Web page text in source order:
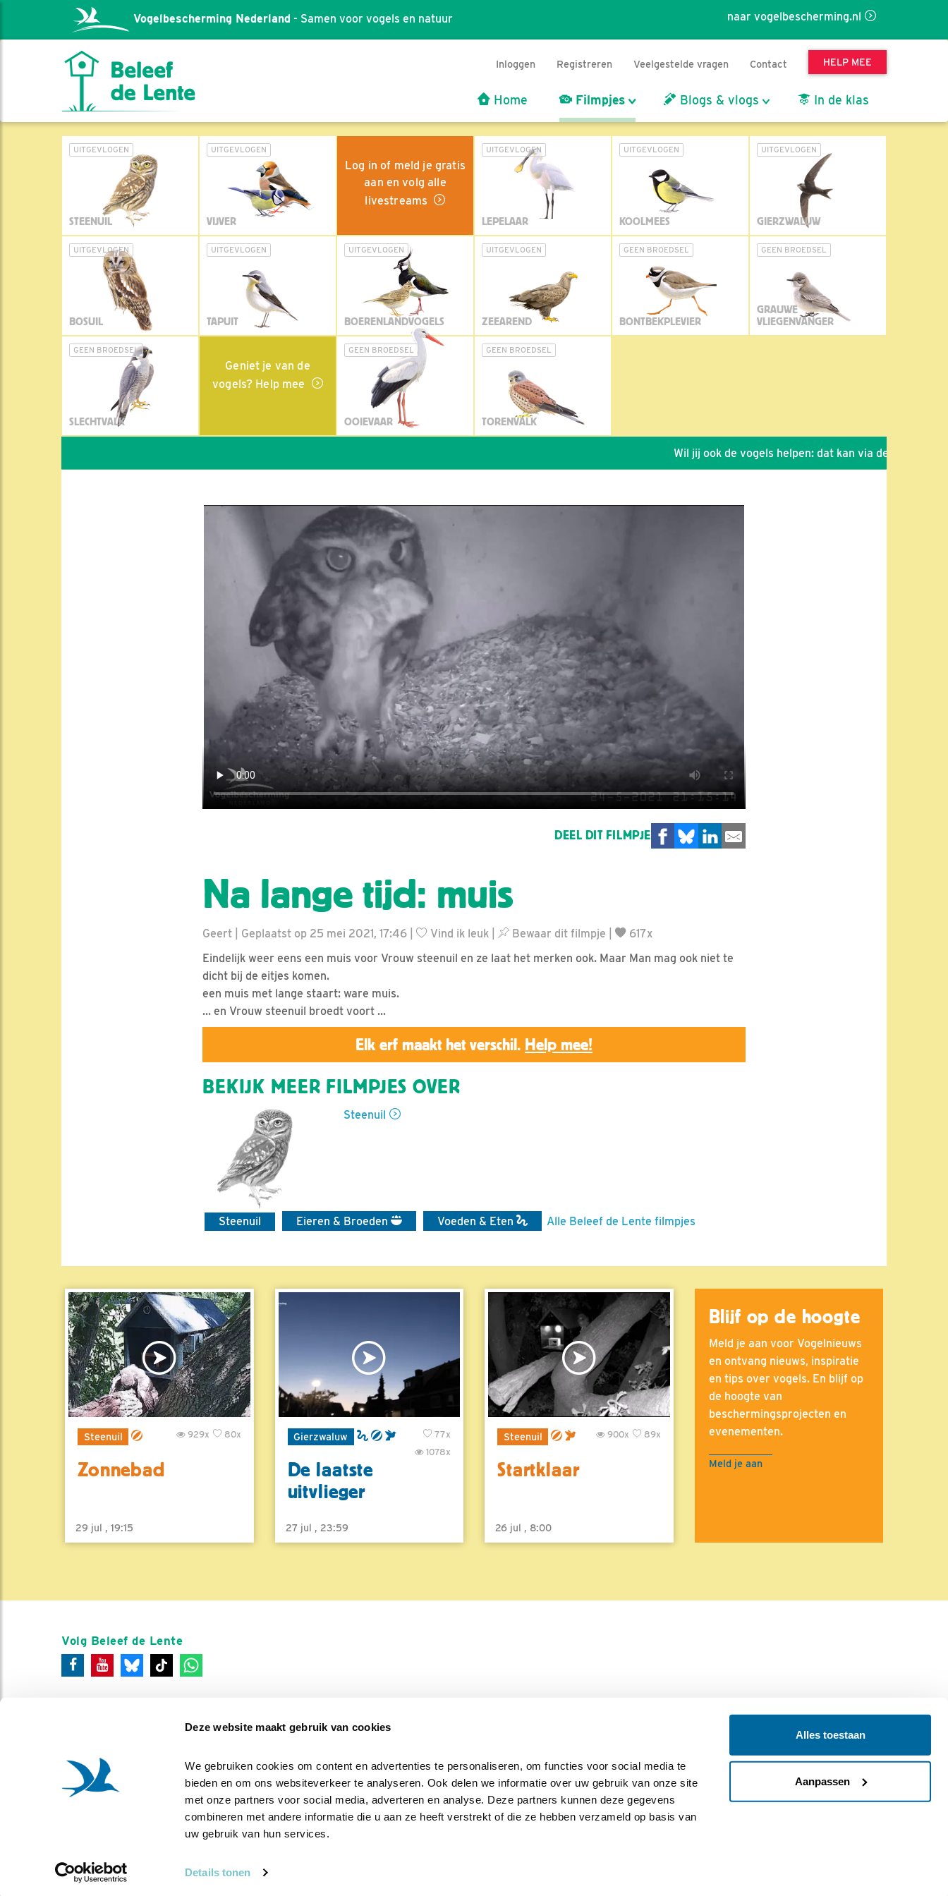
Deze website maakt gebruik van cookies
We gebruiken cookies om content en advertenties te personaliseren, om functies voor social media te
bieden en om ons websiteverkeer te analyseren. Ook delen we informatie over uw gebruik van onze site
met onze partners voor social media, adverteren en analyse. Deze partners kunnen deze gegevens
combineren met andere informatie die u aan ze heeft verstrekt of die ze hebben verzameld op basis van
uw gebruik van hun services.
Details tonen
Alles toestaan
Aanpassen
naar vogelbescherming.nl
Vogelbescherming Nederland - Samen voor vogels en natuur
Inloggen Registreren Veelgestelde vragen Contact HELP MEE
Home Filmpjes Blogs & vlogs In de klas
UITGEVLOGEN
STEENUIL
UITGEVLOGEN
VIJVER
Log in of meld je gratis
aan en volg alle
livestreams
UITGEVLOGEN
LEPELAAR
UITGEVLOGEN
KOOLMEES
UITGEVLOGEN
GIERZWALUW
UITGEVLOGEN
BOSUIL
UITGEVLOGEN
TAPUIT
UITGEVLOGEN
BOERENLANDVOGELS
UITGEVLOGEN
ZEEAREND
GEEN BROEDSEL
BONTBEKPLEVIER
GEEN BROEDSEL
GRAUWE
VLIEGENVANGER
GEEN BROEDSEL
SLECHTVALK
Geniet je van de
vogels? Help mee
GEEN BROEDSEL
OOIEVAAR
GEEN BROEDSEL
TORENVALK
Wil jij ook de vogels helpen: dat kan via de link!
DEEL DIT FILMPJE
Na lange tijd: muis
Geert | Geplaatst op 25 mei 2021, 17:46 | Vind ik leuk Bewaar dit filmpje
617x
Eindelijk weer eens een muis voor Vrouw steenuil en ze laat het merken ook. Maar Man mag ook niet te
dicht bij de eitjes komen.
een muis met lange staart: ware muis.
... en Vrouw steenuil broedt voort ...
Elk erf maakt het verschil. Help mee!
BEKIJK MEER FILMPJES OVER
Steenuil
Steenuil Eieren & Broeden Voeden & Eten Alle Beleef de Lente filmpjes
Steenuil 80x
929x
Zonnebad
29 jul , 19:15
Gierzwaluw
77x
1078x
De laatste
uitvlieger
27 jul , 23:59
Steenuil 89x
900x
Startklaar
26 jul , 8:00
Blijf op de hoogte
Meld je aan voor Vogelnieuws
en ontvang nieuws, inspiratie
en tips over vogels. En blijf op
de hoogte van
beschermingsprojecten en
evenementen.
Meld je aan
Volg Beleef de Lente
Colofon